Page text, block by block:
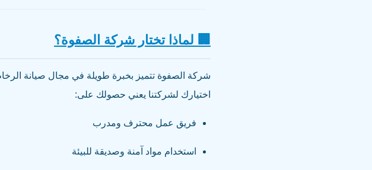
🏢 لماذا تختار شركة الصفوة؟
شركة الصفوة تتميز بخبرة طويلة في مجال صيانة
اختيارك لشركتنا يعني حصولك على:
فريق عمل محترف ومدرب
استخدام مواد آمنة وصديقة للبيئة